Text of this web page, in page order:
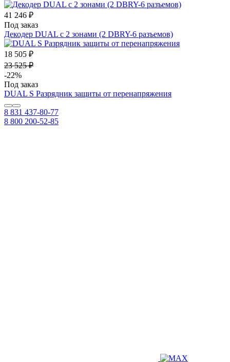
41 246 ₽
Под заказ
Декодер DUAL c 2 зонами (2 DBRY-6 разъемов)
18 505 ₽
23 525 ₽
-22%
Под заказ
DUAL S Разрядник защиты от перенапряжения
8 831 437-80-77
8 800 200-52-85